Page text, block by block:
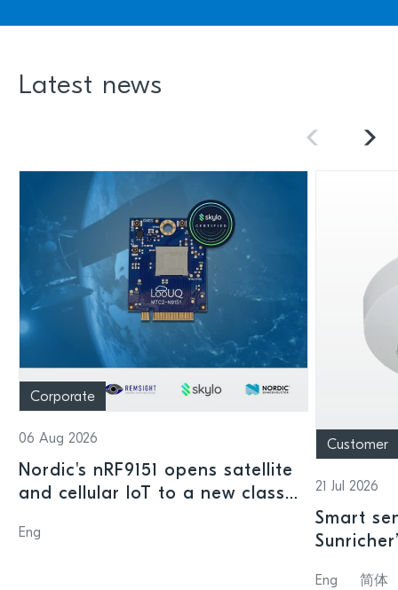
Latest news
Corporate
06 Aug 2026
Nordic's nRF9151 opens satellite
and cellular IoT to a new class
Eng
Customer
21 Jul 2026
Smart
Eng 简体